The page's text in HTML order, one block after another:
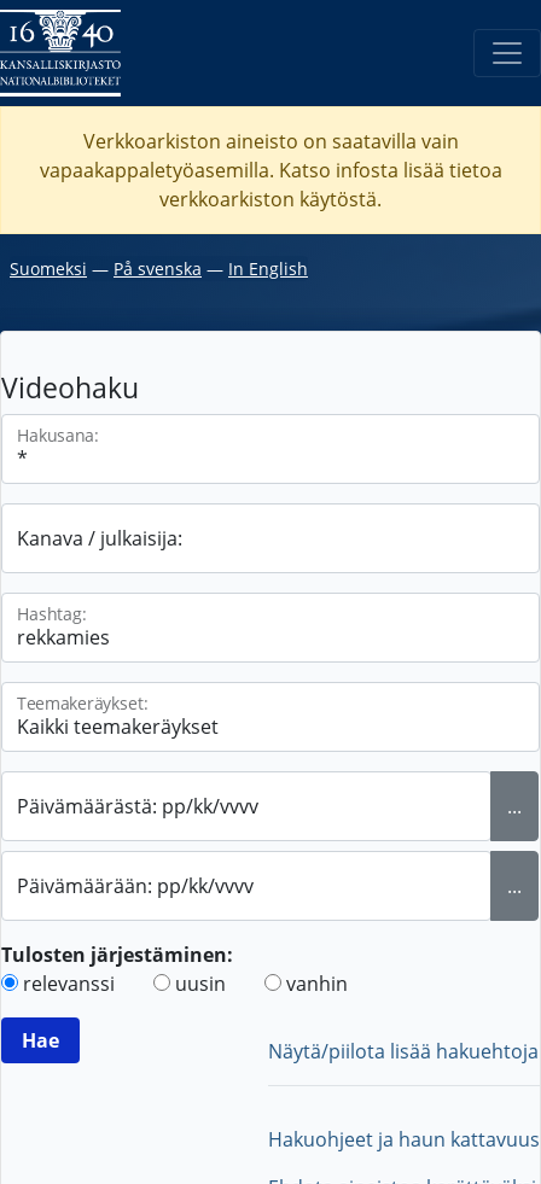
Verkkoarkiston aineisto on saatavilla vain
vapaakappaletyöasemilla. Katso infosta lisää tietoa
verkkoarkiston käytöstä.
Suomeksi ― På svenska ― In English
Videohaku
Hakusana:
Kanava / julkaisija:
Hashtag:
Teemakeräykset:
Päivämäärästä: pp/kk/vvvv ...
Päivämäärään: pp/kk/vvvv ...
Tulosten järjestäminen:
relevanssi
uusin vanhin
Näytä/piilota lisää hakuehtoja
Hakuohjeet ja haun kattavuus